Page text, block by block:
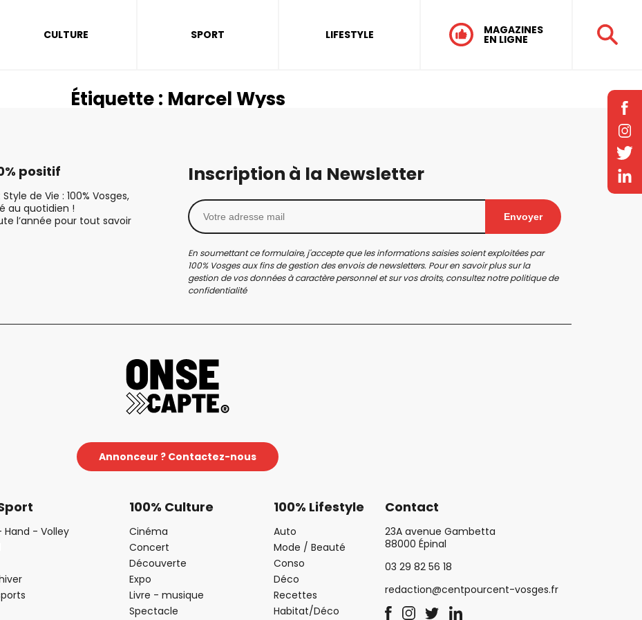
CULTURE SPORT LIFESTYLE MAGAZINES
EN LIGNE
Étiquette : Marcel Wyss
positif
de Vie : 100% Vosges,
au quotidien !
l’année pour tout savoir
Inscription à la Newsletter
Envoyer
En soumettant ce formulaire, j'accepte que les informations saisies soient exploitées par
100% Vosges aux fins de gestion des envois de newsletters. Pour en savoir plus sur la
gestion de vos données à caractère personnel et sur vos droits, consultez notrepolitique de
confidentialité
Annonceur ? Contactez-nous
Hand - Volley
100% Culture
Cinéma
Concert
Découverte
Expo
Livre - musique
Spectacle
100% Lifestyle
Auto
Mode / Beauté
Conso
Déco
Recettes
Habitat/Déco
Contact
23A avenue Gambetta
88000 Épinal
03 29 82 56 18
redaction@centpourcent-vosges.fr